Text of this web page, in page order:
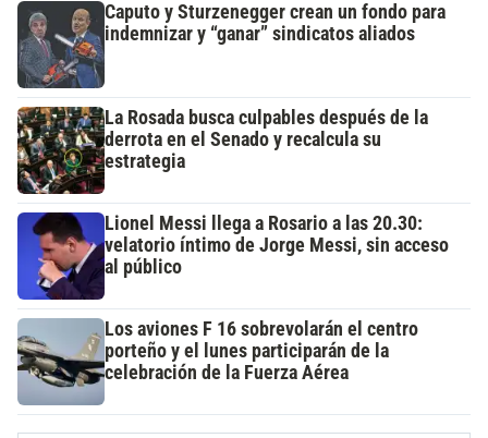
Caputo y Sturzenegger crean un fondo para
indemnizar y “ganar” sindicatos aliados
La Rosada busca culpables después de la
derrota en el Senado y recalcula su
estrategia
Lionel Messi llega a Rosario a las 20.30:
velatorio íntimo de Jorge Messi, sin acceso
al público
Los aviones F 16 sobrevolarán el centro
porteño y el lunes participarán de la
celebración de la Fuerza Aérea